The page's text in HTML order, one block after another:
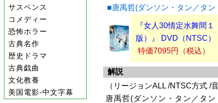
サスペンス
コメディー
恐怖ホラー
古典名作
歴史ドラマ
古典戯曲
文化教養
美国電影-中文字幕
■唐禹哲(ダンソン・タン／タ
『女人30情定水舞間
版）』 DVD（NTSC）
特価7095円（税込）
解説
（リージョンALL /NTSC方式 /
唐禹哲(ダンソン・タン／タ